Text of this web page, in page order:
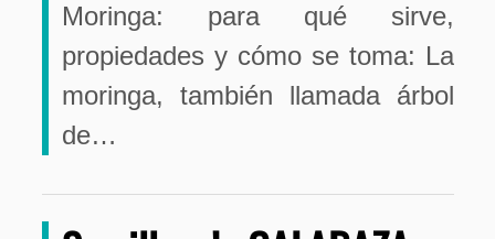
Moringa: para qué sirve,
propiedades y cómo se toma: La
moringa, también llamada árbol
de…